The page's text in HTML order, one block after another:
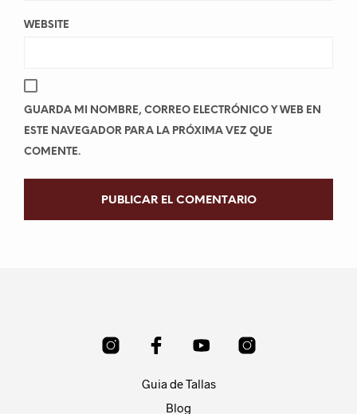
WEBSITE
GUARDA MI NOMBRE, CORREO ELECTRÓNICO Y WEB EN
ESTE NAVEGADOR PARA LA PRÓXIMA VEZ QUE
COMENTE.
Guia de Tallas
Blog